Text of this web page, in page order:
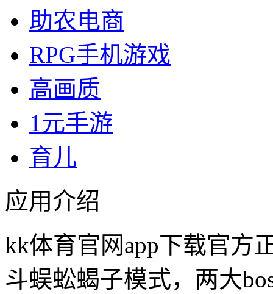
助农电商
RPG手机游戏
高画质
1元手游
育儿
应用介绍
kk体育官网app下载官方
斗蜈蚣蝎子模式，两大